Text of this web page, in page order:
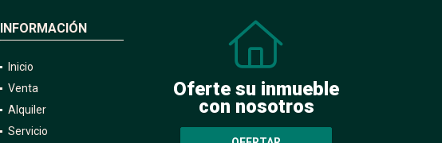
INFORMACIÓN
Inicio
Venta
Alquiler
Servicio
Oferte su inmueble
con nosotros